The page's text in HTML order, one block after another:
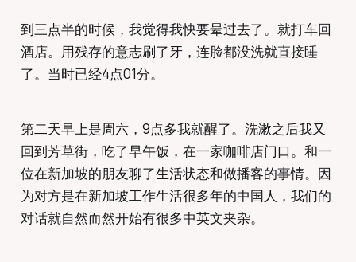
到三点半的时候，我觉得我快要晕过去了。就打车回
酒店。用残存的意志刷了牙，连脸都没洗就直接睡
了。当时已经4点01分。
第二天早上是周六，9点多我就醒了。洗漱之后我又
回到芳草街，吃了早午饭，在一家咖啡店门口。和一
位在新加坡的朋友聊了生活状态和做播客的事情。因
为对方是在新加坡工作生活很多年的中国人，我们的
对话就自然而然开始有很多中英文夹杂。